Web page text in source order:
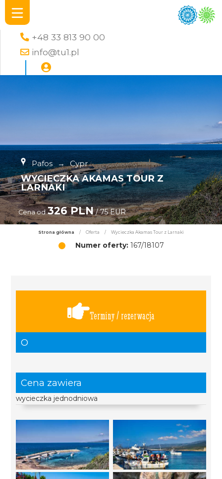
+48 33 813 90 00
info@tu1.pl
Pafos → Cypr
WYCIECZKA AKAMAS TOUR Z
LARNAKI
Cena od 326 PLN/ 75 EUR
Strona główna / Oferta / Wycieczka Akamas Tour z Larnaki
Numer oferty:167/18107
Terminy / rezerwacja
O
Cena zawiera
wycieczka jednodniowa